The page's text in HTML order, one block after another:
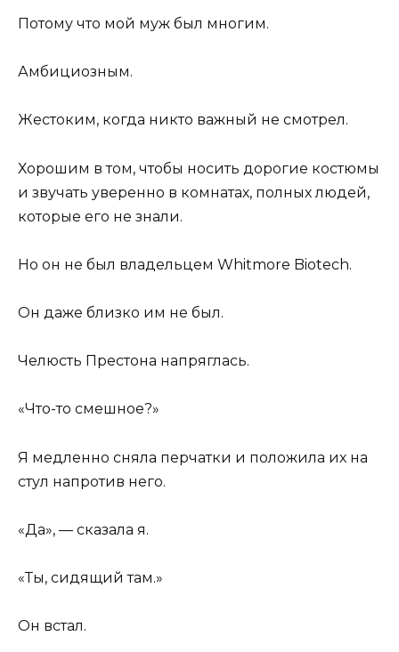
Потому что мой муж был многим.
Амбициозным.
Жестоким, когда никто важный не смотрел.
Хорошим в том, чтобы носить дорогие костюмы
и звучать уверенно в комнатах, полных людей,
которые его не знали.
Но он не был владельцем Whitmore Biotech.
Он даже близко им не был.
Челюсть Престона напряглась.
«Что-то смешное?»
Я медленно сняла перчатки и положила их на
стул напротив него.
«Да», — сказала я.
«Ты, сидящий там.»
Он встал.